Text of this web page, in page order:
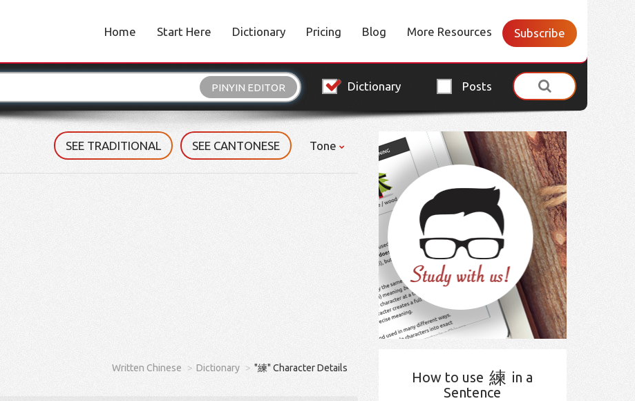
Home Start Here Dictionary Pricing Blog More Resources Subscribe
PINYIN EDITOR Dictionary Posts
SEE TRADITIONAL SEE CANTONESE Tone
Written Chinese Dictionary "練" Character Details
How to use 練 in a
Sentence